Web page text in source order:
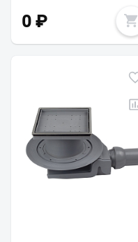
0 ₽